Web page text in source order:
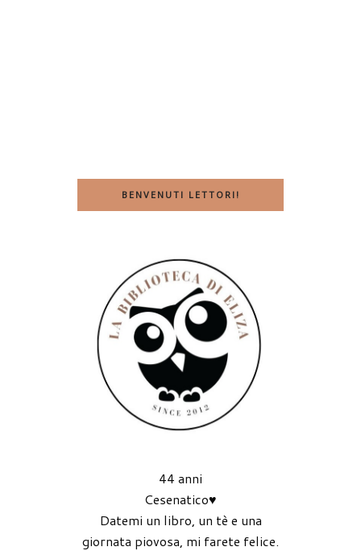
BENVENUTI LETTORI!
44 anni
Cesenatico♥
Datemi un libro, un tè e una
giornata piovosa, mi farete felice.